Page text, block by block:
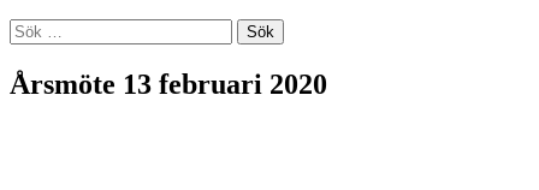
Sök
efter:
Årsmöte 13 februari 2020